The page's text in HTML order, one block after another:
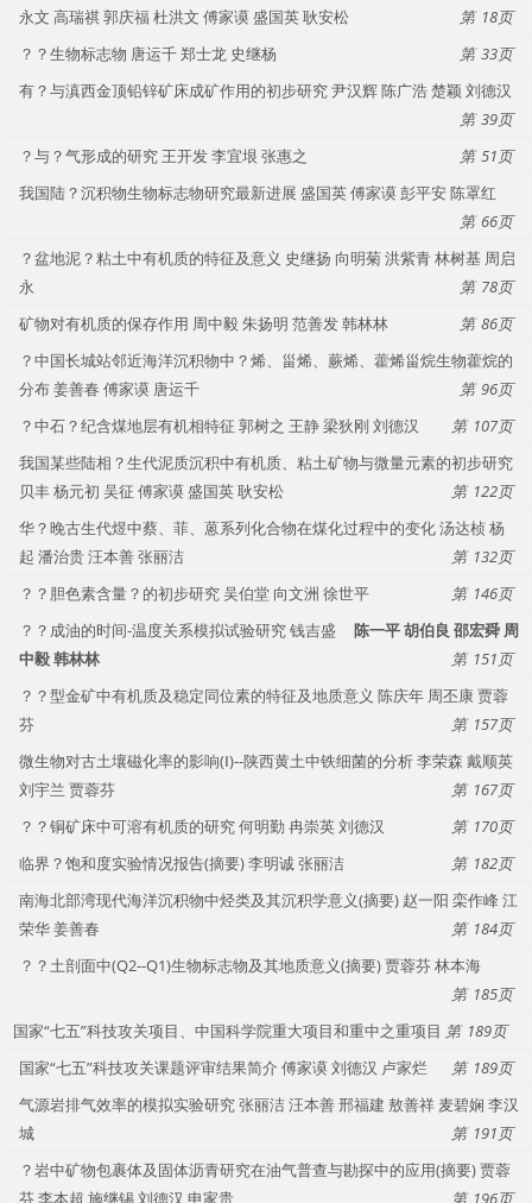
永文 高瑞祺 郭庆福 杜洪文 傅家谟 盛国英 耿安松
18
？？生物标志物 唐运千 郑士龙 史继杨
33
有？与滇西金顶铅锌矿床成矿作用的初步研究 尹汉辉 陈广浩 楚颖 刘德汉
39
？与？气形成的研究 王开发 李宜垠 张惠之
51
我国陆？沉积物生物标志物研究最新进展 盛国英 傅家谟 彭平安 陈罩红
66
？盆地泥？粘土中有机质的特征及意义 史继扬 向明菊 洪紫青 林树基 周启
永
78
矿物对有机质的保存作用 周中毅 朱扬明 范善发 韩林林
86
？中国长城站邻近海洋沉积物中？烯、甾烯、蕨烯、藿烯甾烷生物藿烷的
分布 姜善春 傅家谟 唐运千
96
？中石？纪含煤地层有机相特征 郭树之 王静 梁狄刚 刘德汉
107
我国某些陆相？生代泥质沉积中有机质、粘土矿物与微量元素的初步研究
贝丰 杨元初 吴征 傅家谟 盛国英 耿安松
122
华？晚古生代煜中蔡、菲、蒽系列化合物在煤化过程中的变化 汤达桢 杨
起 潘治贵 汪本善 张丽洁
132
？？胆色素含量？的初步研究 吴伯堂 向文洲 徐世平
146
？？成油的时间-温度关系模拟试验研究 钱吉盛
陈一平 胡伯良 邵宏舜 周
中毅 韩林林
151
？？型金矿中有机质及稳定同位素的特征及地质意义 陈庆年 周丕康 贾蓉
芬
157
微生物对古土壤磁化率的影响(Ⅰ)--陕西黄土中铁细菌的分析 李荣森 戴顺英
刘宇兰 贾蓉芬
167
？？铜矿床中可溶有机质的研究 何明勤 冉崇英 刘德汉
170
临界？饱和度实验情况报告(摘要) 李明诚 张丽洁
182
南海北部湾现代海洋沉积物中烃类及其沉积学意义(摘要) 赵一阳 栾作峰 江
荣华 姜善春
184
？？土剖面中(Q2--Q1)生物标志物及其地质意义(摘要) 贾蓉芬 林本海
185
国家“七五”科技攻关项目、中国科学院重大项目和重中之重项目
189
国家“七五”科技攻关课题评审结果简介 傅家谟 刘德汉 卢家烂
189
气源岩排气效率的模拟实验研究 张丽洁 汪本善 邢福建 敖善祥 麦碧娴 李汉
城
191
？岩中矿物包裹体及固体沥青研究在油气普查与勘探中的应用(摘要) 贾蓉
芬 李本超 施继锡 刘德汉 申家贵
196